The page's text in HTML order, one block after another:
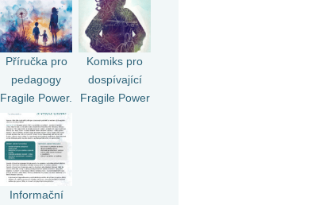
Příručka pro
pedagogy
Fragile Power.
Komiks pro
dospívající
Fragile Power
Informační